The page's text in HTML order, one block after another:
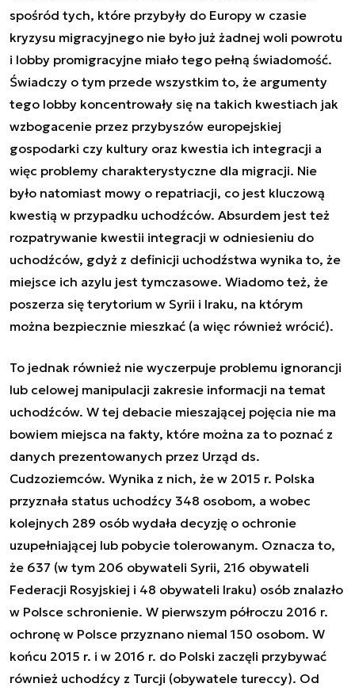
spośród tych, które przybyły do Europy w czasie
kryzysu migracyjnego nie było już żadnej woli powrotu
i lobby promigracyjne miało tego pełną świadomość.
Świadczy o tym przede wszystkim to, że argumenty
tego lobby koncentrowały się na takich kwestiach jak
wzbogacenie przez przybyszów europejskiej
gospodarki czy kultury oraz kwestia ich integracji a
więc problemy charakterystyczne dla migracji. Nie
było natomiast mowy o repatriacji, co jest kluczową
kwestią w przypadku uchodźców. Absurdem jest też
rozpatrywanie kwestii integracji w odniesieniu do
uchodźców, gdyż z definicji uchodźstwa wynika to, że
miejsce ich azylu jest tymczasowe. Wiadomo też, że
poszerza się terytorium w Syrii i Iraku, na którym
można bezpiecznie mieszkać (a więc również wrócić).
To jednak również nie wyczerpuje problemu ignorancji
lub celowej manipulacji zakresie informacji na temat
uchodźców. W tej debacie mieszającej pojęcia nie ma
bowiem miejsca na fakty, które można za to poznać z
danych prezentowanych przez Urząd ds.
Cudzoziemców. Wynika z nich, że w 2015 r. Polska
przyznała status uchodźcy 348 osobom, a wobec
kolejnych 289 osób wydała decyzję o ochronie
uzupełniającej lub pobycie tolerowanym. Oznacza to,
że 637 (w tym 206 obywateli Syrii, 216 obywateli
Federacji Rosyjskiej i 48 obywateli Iraku) osób znalazło
w Polsce schronienie. W pierwszym półroczu 2016 r.
ochronę w Polsce przyznano niemal 150 osobom. W
końcu 2015 r. i w 2016 r. do Polski zaczęli przybywać
również uchodźcy z Turcji (obywatele tureccy). Od